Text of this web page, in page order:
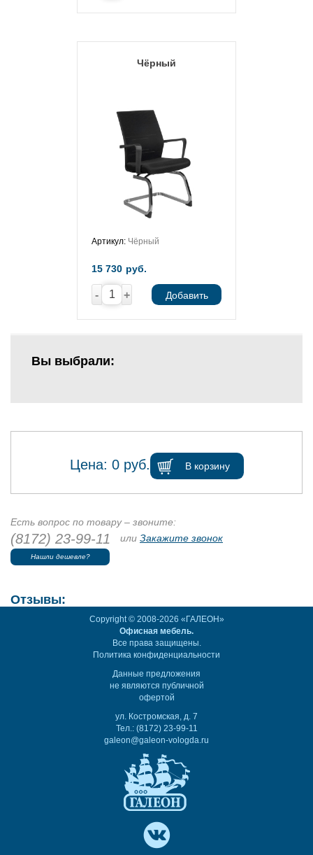
Чёрный
Артикул: Чёрный
15 730 руб.
- + Добавить
Вы выбрали:
Цена: 0руб. В корзину
Есть вопрос по товару – звоните:
(8172) 23-99-11 или Закажите звонок
Нашли дешевле?
Отзывы:
Copyright © 2008-2026 «ГАЛЕОН»
Офисная мебель.
Все права защищены.
Политика конфиденциальности
Данные предложения
не являются публичной
офертой
ул. Костромская, д. 7
Тел.: (8172) 23-99-11
galeon@galeon-vologda.ru